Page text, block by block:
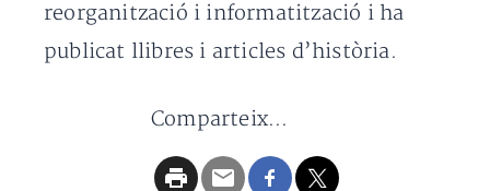
reorganització i informatització i ha
publicat llibres i articles d’història.
Comparteix...